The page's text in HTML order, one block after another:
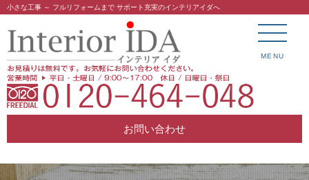
小さな工事 ～ フルリフォームまで サポート充実のインテリアイダへ
お問い合わせ
MENU